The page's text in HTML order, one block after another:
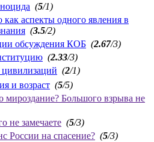
(5/1)
аспекты одного явления в
(3.5/2)
обсуждения КОБ (2.67/3)
(2.33/3)
цивилизаций (2/1)
и возраст (5/5)
мироздание? Большого взрыва не
не замечаете (5/3)
России на спасение? (5/3)